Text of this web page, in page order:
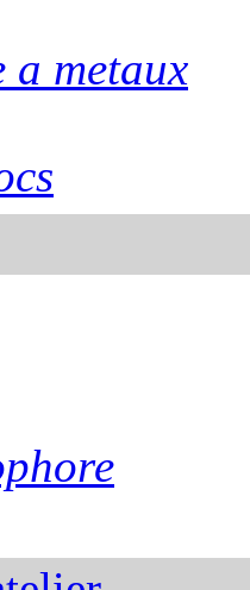
a metaux